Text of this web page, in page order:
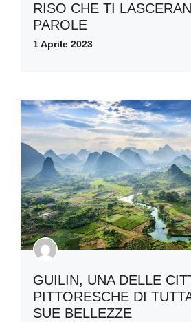
RISO CHE TI
PAROLE
1 Aprile 2023
GUILIN, UNA DELLE
PITTORESCHE DI
SUE BELLEZZE